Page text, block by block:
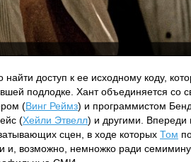
доступ к ее исходному коду,
подлодке. Хант объединяется со
(Винг Реймз) и программистом
(Хейли Этвелл) и другими. Впереди
сцен, в ходе которых Том
и, возможно, немножко ради